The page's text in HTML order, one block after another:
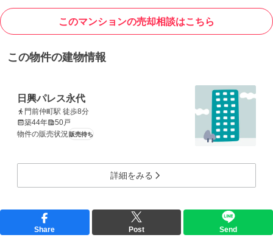
このマンションの売却相談はこちら
この物件の建物情報
日興パレス永代
門前仲町駅 徒歩8分
築44年
50戸
物件の販売状況販売待ち
詳細をみる
Share Post Send